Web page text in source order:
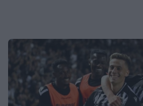
ανάρτηση για τα γενέθλια του
αδελφού του και ο δυνατός τους
SHOWBIZ
Άννα Βίσση: Άκουσε Τσιτσάνη από